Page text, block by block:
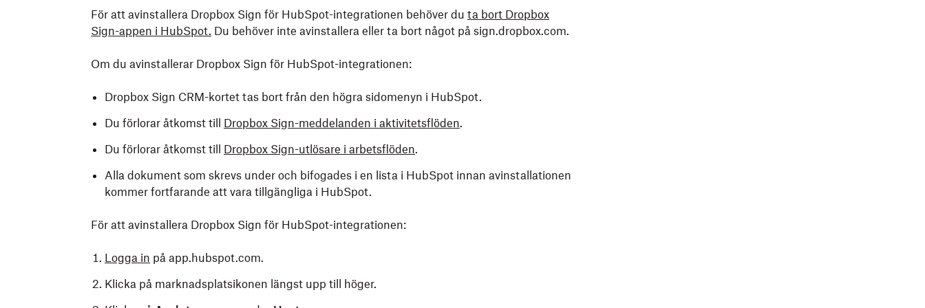
För att avinstallera Dropbox Sign för HubSpot-integrationen behöver du ta bort Dropbox
Sign-appen i HubSpot. Du behöver inte avinstallera eller ta bort något på sign.dropbox.com.
Om du avinstallerar Dropbox Sign för HubSpot-integrationen:
Dropbox Sign CRM-kortet tas bort från den högra sidomenyn i HubSpot.
Du förlorar åtkomst till Dropbox Sign-meddelanden i aktivitetsflöden.
Du förlorar åtkomst till Dropbox Sign-utlösare i arbetsflöden.
Alla dokument som skrevs under och bifogades i en lista i HubSpot innan avinstallationen
kommer fortfarande att vara tillgängliga i HubSpot.
För att avinstallera Dropbox Sign för HubSpot-integrationen:
Logga in på app.hubspot.com.
Klicka på marknadsplatsikonen längst upp till höger.